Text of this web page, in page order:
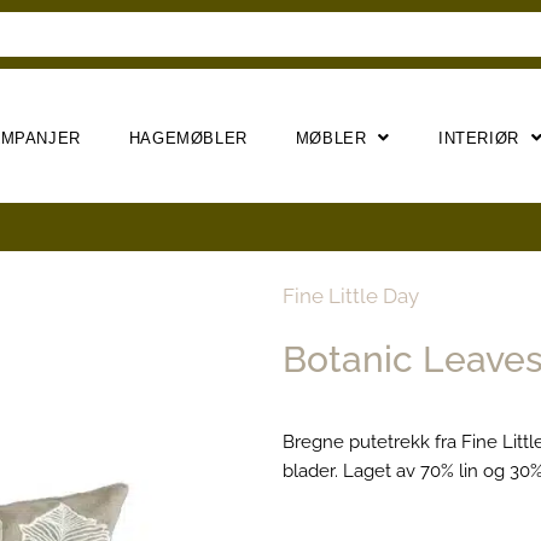
HAGEMØBLER MØBLER INTERIØR
Fine Little Day
Botanic
Bregne putetrekk fra Fine
blader. Laget av 70% lin og